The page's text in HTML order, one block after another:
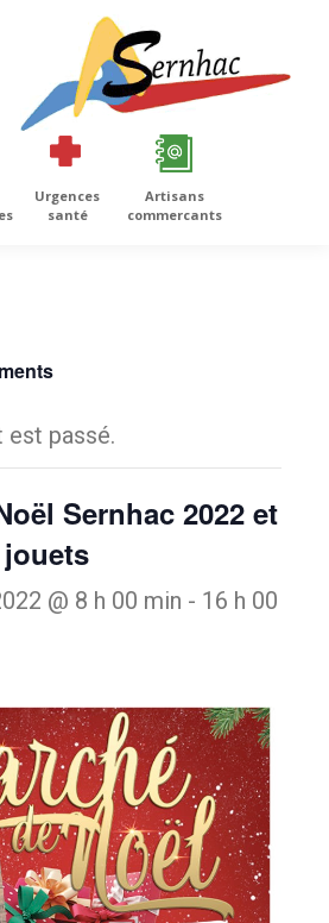
Urgences
santé
Artisans
commercants
est passé.
Sernhac 2022 et
@ 8 h 00 min - 16 h 00